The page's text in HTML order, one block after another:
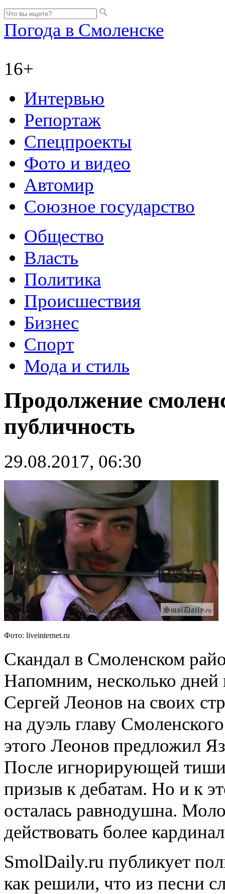
Погода в Смоленске
16+
Интервью
Репортаж
Спецпроекты
Фото и видео
Автомир
Союзное государство
Общество
Власть
Политика
Происшествия
Бизнес
Спорт
Мода и стиль
Продолжение
публичность
29.08.2017, 06:30
Фото: liveinternet.ru
Скандал в Смоленском
Напомним, несколько
Сергей Леонов на своих
на дуэль главу
этого Леонов предложил
После игнорирующей
призыв к дебатам. Но и к
осталась равнодушна.
действовать более
SmolDaily.ru публикует
как решили, что из песни